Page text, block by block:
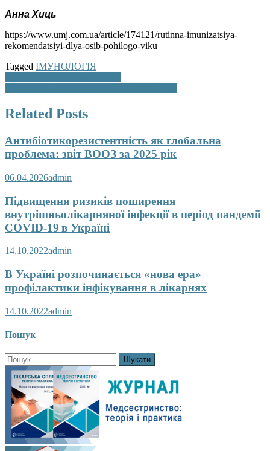
Анна Хиць
https://www.umj.com.ua/article/174121/rutinna-imunizatsiya-
rekomendatsiyi-dlya-osib-pohilogo-viku
Tagged ІМУНОЛОГІЯ
Навігація
записів
Related Posts
Антибіотикорезистентність як глобальна
проблема: звіт ВООЗ за 2025 рік
06.04.2026admin
Підвищення ризиків поширення
внутрішньолікарняної інфекції в період пандемії
COVID-19 в Україні
14.10.2022admin
В Україні розпочинається «нова ера»
профілактики інфікування в лікарнях
14.10.2022admin
Пошук
Пошук: